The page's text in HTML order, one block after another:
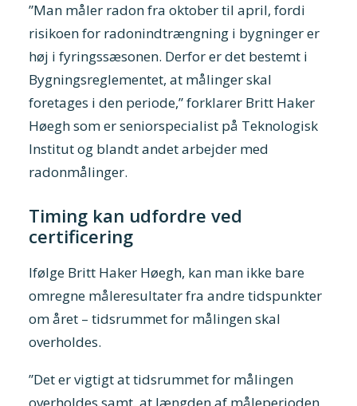
”Man måler radon fra oktober til april, fordi
risikoen for radonindtrængning i bygninger er
høj i fyringssæsonen. Derfor er det bestemt i
Bygningsreglementet, at målinger skal
foretages i den periode,” forklarer Britt Haker
Høegh som er seniorspecialist på Teknologisk
Institut og blandt andet arbejder med
radonmålinger.
Timing kan udfordre ved
certificering
Ifølge Britt Haker Høegh, kan man ikke bare
omregne måleresultater fra andre tidspunkter
om året – tidsrummet for målingen skal
overholdes.
”Det er vigtigt at tidsrummet for målingen